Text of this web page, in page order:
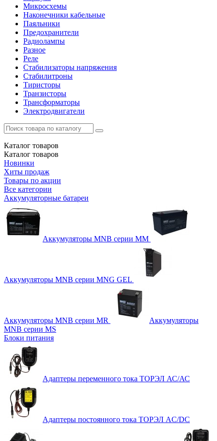
Микросхемы
Наконечники кабельные
Паяльники
Предохранители
Радиолампы
Разное
Реле
Стабилизаторы напряжения
Стабилитроны
Тиристоры
Транзисторы
Трансформаторы
Электродвигатели
Каталог товаров
Каталог товаров
Новинки
Хиты продаж
Товары по акции
Все категории
Аккумуляторные батареи
Аккумуляторы MNB серии MM
Аккумуляторы MNB серии MNG GEL
Аккумуляторы MNB серии MR
Аккумуляторы
MNB серии MS
Блоки питания
Адаптеры переменного тока ТОРЭЛ АС/АС
Адаптеры постоянного тока ТОРЭЛ AC/DC